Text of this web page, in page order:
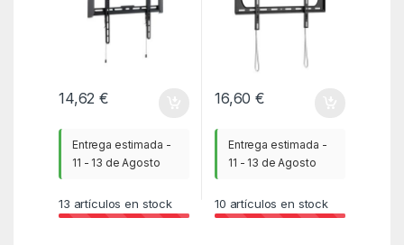
14,62€
Entrega estimada -
11 - 13 de Agosto
13 artículos en stock
16,60€
Entrega estimada -
11 - 13 de Agosto
10 artículos en stock